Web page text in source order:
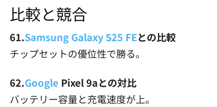
比較と競合
61.Samsung Galaxy S25 FEとの比較
チップセットの優位性で勝る。
62.Google Pixel 9aとの対比
バッテリー容量と充電速度が上。